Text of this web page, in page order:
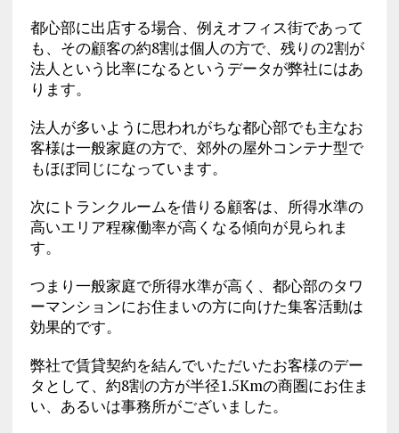
都心部に出店する場合、例えオフィス街であって
も、その顧客の約8割は個人の方で、残りの2割が
法人という比率になるというデータが弊社にはあ
ります。
法人が多いように思われがちな都心部でも主なお
客様は一般家庭の方で、郊外の屋外コンテナ型で
もほぼ同じになっています。
次にトランクルームを借りる顧客は、所得水準の
高いエリア程稼働率が高くなる傾向が見られま
す。
つまり一般家庭で所得水準が高く、都心部のタワ
ーマンションにお住まいの方に向けた集客活動は
効果的です。
弊社で賃貸契約を結んでいただいたお客様のデー
タとして、約8割の方が半径1.5Kmの商圏にお住ま
い、あるいは事務所がございました。